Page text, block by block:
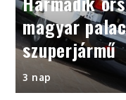
magyar
szuperjármű
3 nap